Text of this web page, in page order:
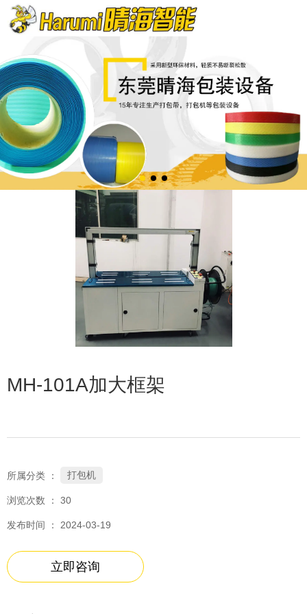
欢迎来到晴海智能包装官网!
服务热线：13826562247 0769-85609890
MH-101A加大框架
所属分类 ： 打包机
浏览次数 ： 30
发布时间 ： 2024-03-19
立即咨询